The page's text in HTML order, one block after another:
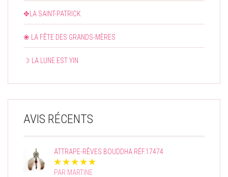
✥LA SAINT-PATRICK
❀ LA FÊTE DES GRANDS-MÈRES
☽ LA LUNE EST YIN
AVIS RÉCENTS
ATTRAPE-RÊVES BOUDDHA RÉF.17474
PAR MARTINE